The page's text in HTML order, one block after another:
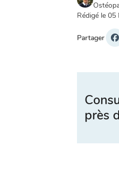
Rédigé le 05
Partager
près